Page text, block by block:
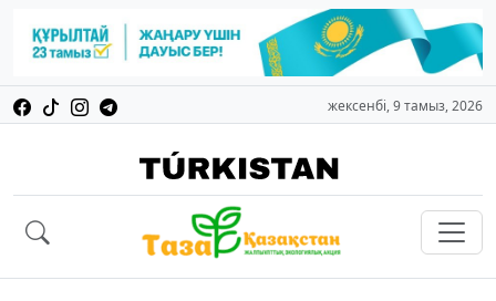
жексенбі, 9 тамыз, 2026